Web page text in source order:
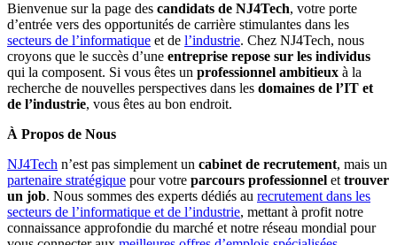
Bienvenue sur la page des candidats de NJ4Tech, votre porte
d’entrée vers des opportunités de carrière stimulantes dans les
secteurs de l’informatique et de l’industrie. Chez NJ4Tech, nous
croyons que le succès d’une entreprise repose sur les individus
qui la composent. Si vous êtes un professionnel ambitieux à la
recherche de nouvelles perspectives dans les domaines de l’IT et
de l’industrie, vous êtes au bon endroit.
À Propos de Nous
NJ4Tech n’est pas simplement un cabinet de recrutement, mais un
partenaire stratégique pour votre parcours professionnel et trouver
un job. Nous sommes des experts dédiés au recrutement dans les
secteurs de l’informatique et de l’industrie, mettant à profit notre
connaissance approfondie du marché et notre réseau mondial pour